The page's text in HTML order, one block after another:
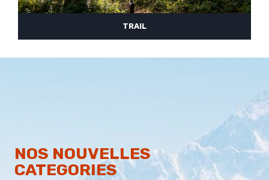
TRAIL
NOS NOUVELLES
CATEGORIES